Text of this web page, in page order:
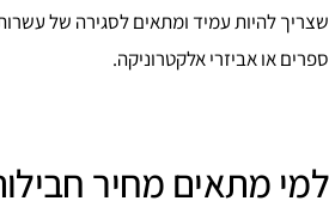
שצריך להיות עמיד ומתאים לסגירה של
ספרים או אביזרי אלקטרוניקה.
למי מתאים מחיר